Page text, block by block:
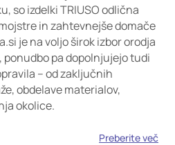
so izdelki TRIUSO odlična
in zahtevnejše domače
je na voljo širok izbor orodja
ponudbo pa dopolnjujejo tudi
– od zaključnih
obdelave materialov,
okolice.
Preberite več